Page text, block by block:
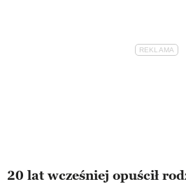
20 lat wcześniej opuścił